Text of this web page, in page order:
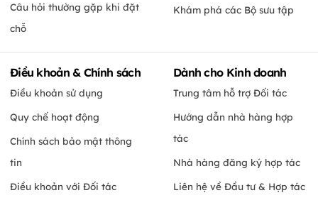
Câu hỏi thường gặp khi đặt
chỗ
Khám phá các Bộ sưu tập
Điều khoản & Chính sách
Điều khoản sử dụng
Quy chế hoạt động
Chính sách bảo mật thông
tin
Điều khoản với Đối tác
Dành cho Kinh doanh
Trung tâm hỗ trợ Đối tác
Hướng dẫn nhà hàng hợp
tác
Nhà hàng đăng ký hợp tác
Liên hệ về Đầu tư & Hợp tác